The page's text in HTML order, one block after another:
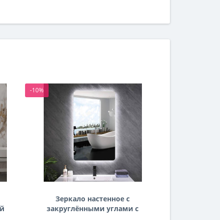
-10%
Зеркало настенное с
закруглёнными углами с